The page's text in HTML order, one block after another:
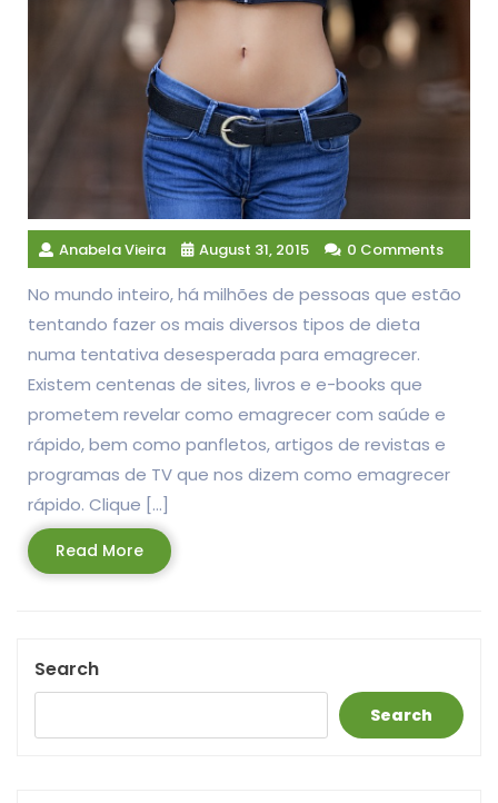
Anabela Vieira August 31, 2015 0 Comments
No mundo inteiro, há milhões de pessoas que estão
tentando fazer os mais diversos tipos de dieta
numa tentativa desesperada para emagrecer.
Existem centenas de sites, livros e e-books que
prometem revelar como emagrecer com saúde e
rápido, bem como panfletos, artigos de revistas e
programas de TV que nos dizem como emagrecer
rápido. Clique […]
Read MoreRead
More
Search
Search